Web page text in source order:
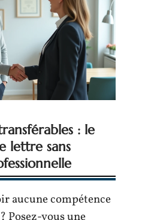
: le
lettre sans
aucune compétence